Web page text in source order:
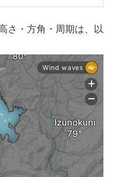
さ・方角・周期は、以